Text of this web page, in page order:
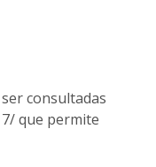
consultadas
que permite